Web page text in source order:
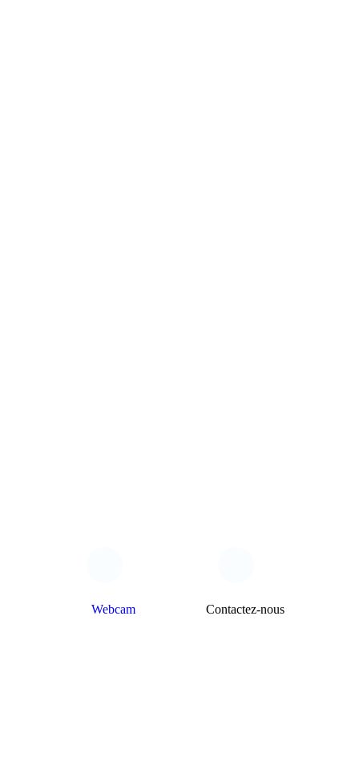
Webcam Contactez-nous